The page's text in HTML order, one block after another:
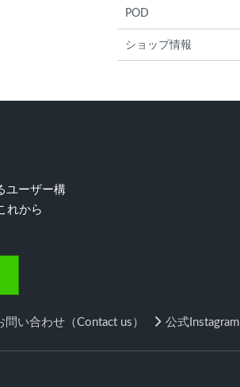
POD
ショップ情報
ユーザー構
れから
問い合わせ（Contact us） 公式Instagram